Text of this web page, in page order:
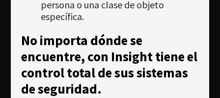
persona o una clase de objeto
específica.
No importa dónde se
encuentre, con Insight tiene el
control total de sus sistemas
de seguridad.